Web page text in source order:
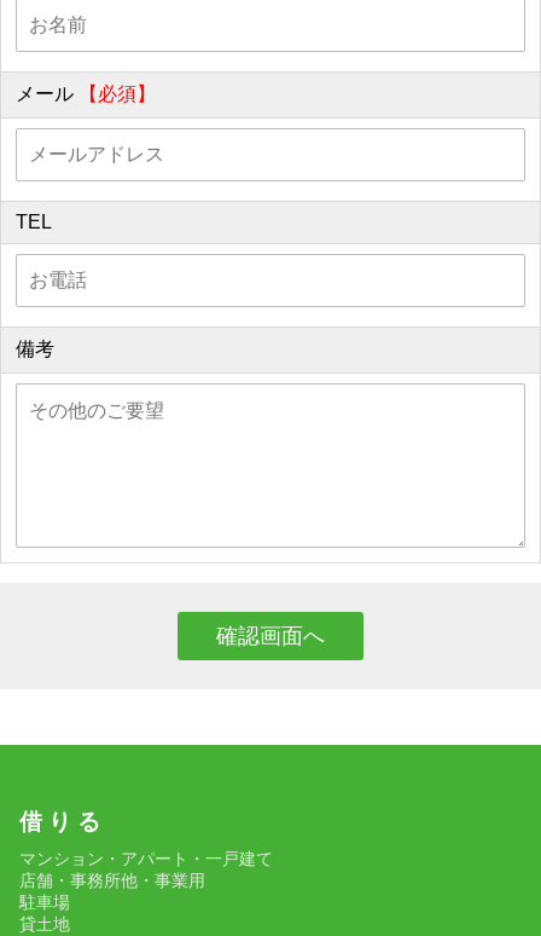
メール 【必須】
TEL
備考
借 り る
マンション・アパート・一戸建て
店舗・事務所他・事業用
駐車場
貸土地